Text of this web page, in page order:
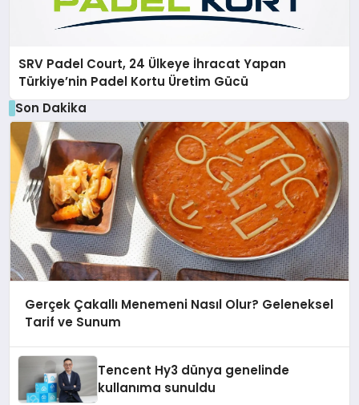
SRV Padel Court, 24 Ülkeye İhracat Yapan
Türkiye’nin Padel Kortu Üretim Gücü
Son Dakika
Gerçek Çakallı Menemeni Nasıl Olur? Geleneksel
Tarif ve Sunum
Tencent Hy3 dünya genelinde
kullanıma sunuldu